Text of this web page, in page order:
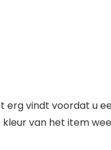
erg vindt voordat u
van het item